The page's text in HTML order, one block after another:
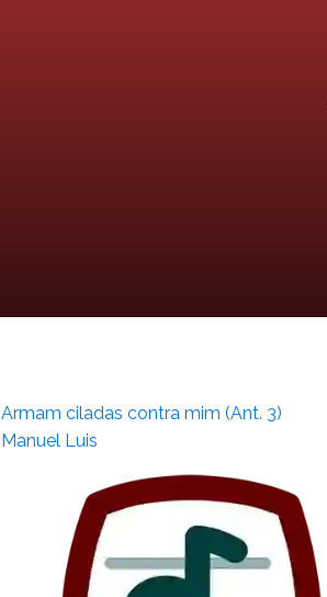
Armam ciladas contra mim (Ant. 3)
Manuel Luis